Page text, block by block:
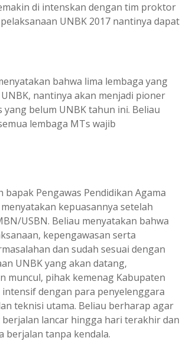
di intenskan dengan tim proktor
UNBK 2017 nantinya dapat
bahwa lima lembaga yang
nantinya akan menjadi pioner
belum UNBK tahun ini. Beliau
lembaga MTs wajib
Pengawas Pendidikan Agama
kepuasannya setelah
USBN. Beliau menyatakan bahwa
kepengawasan serta
dan sudah sesuai dengan
UNBK yang akan datang,
muncul, pihak kemenag Kabupaten
dengan para penyelenggara
teknisi utama. Beliau berharap agar
lancar hingga hari terakhir dan
berjalan tanpa kendala.